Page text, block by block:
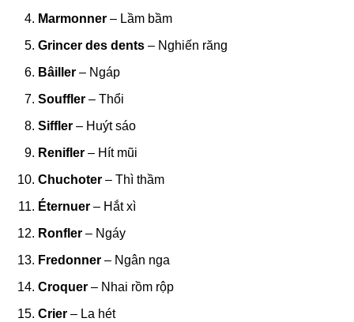
Marmonner – Lầm bầm
Grincer des dents – Nghiến răng
Bâiller – Ngáp
Souffler – Thổi
Siffler – Huýt sáo
Renifler – Hít mũi
Chuchoter – Thì thầm
Éternuer – Hắt xì
Ronfler – Ngáy
Fredonner – Ngân nga
Croquer – Nhai rồm rộp
Crier – La hét